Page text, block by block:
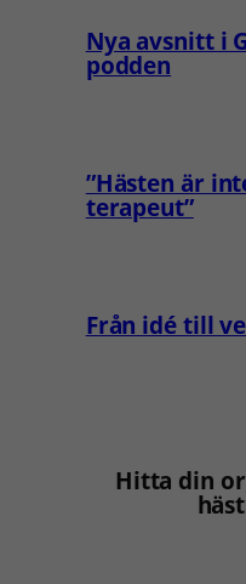
Nya avsnitt i
podden
”Hästen är
terapeut”
Från idé till
Hitta din